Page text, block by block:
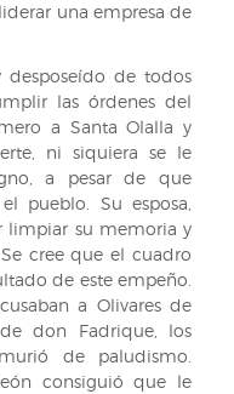
una empresa de
desposeído de todos
las órdenes del
a Santa Olalla y
ni siquiera se le
a pesar de que
pueblo. Su esposa,
limpiar su memoria y
cree que el cuadro
de este empeño.
a Olivares de
don Fadrique, los
de paludismo.
consiguió que le